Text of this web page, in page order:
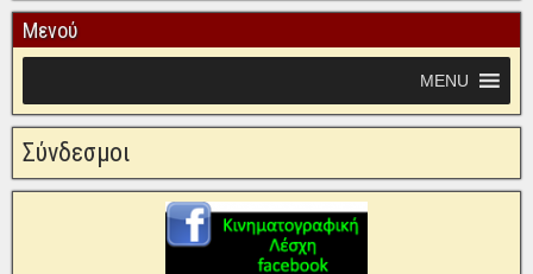
Μενού
MENU
Σύνδεσμοι